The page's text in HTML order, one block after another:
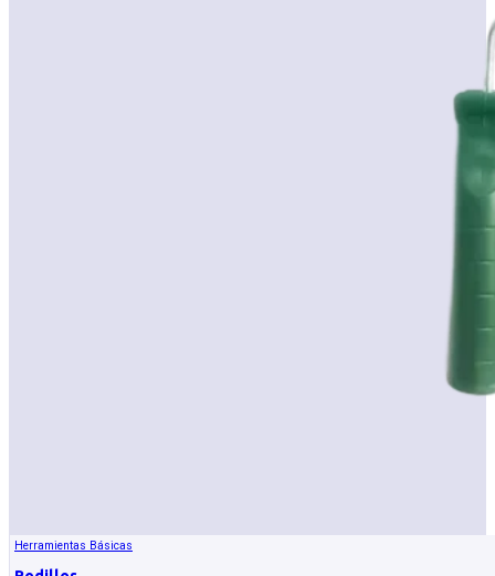
Herramientas Básicas